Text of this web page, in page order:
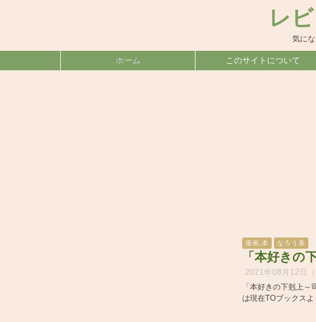
レ
気に
ホーム このサイトについて
漫画 本 なろう系
「本好きの
2021年08月12日（
「本好きの下剋上～
は現在TOブックス